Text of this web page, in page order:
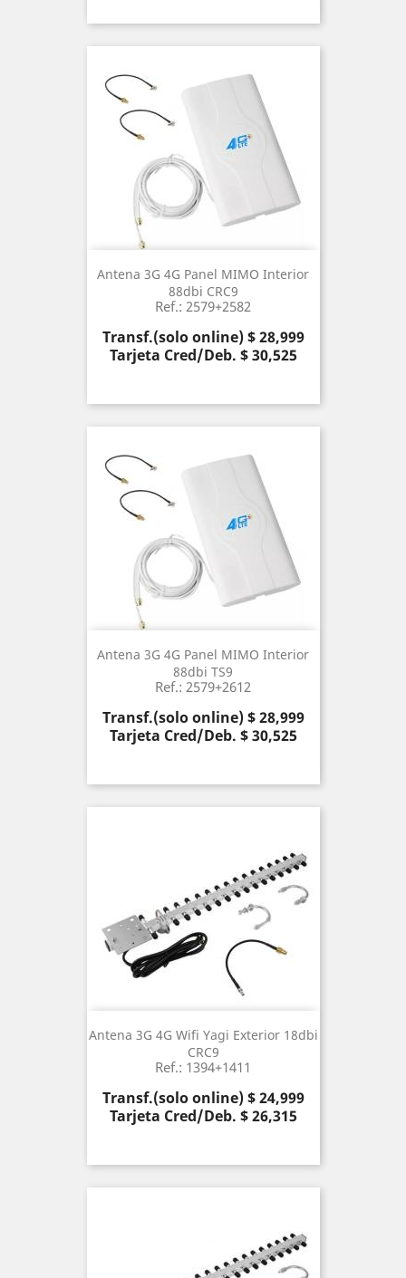
Antena 3G 4G Panel MIMO Interior
88dbi CRC9
Ref.: 2579+2582
Precio
Transf.(solo online) $ 28,999
Tarjeta Cred/Deb. $ 30,525
Antena 3G 4G Panel MIMO Interior
88dbi TS9
Ref.: 2579+2612
Precio
Transf.(solo online) $ 28,999
Tarjeta Cred/Deb. $ 30,525
Antena 3G 4G Wifi Yagi Exterior 18dbi
CRC9
Ref.: 1394+1411
Precio
Transf.(solo online) $ 24,999
Tarjeta Cred/Deb. $ 26,315